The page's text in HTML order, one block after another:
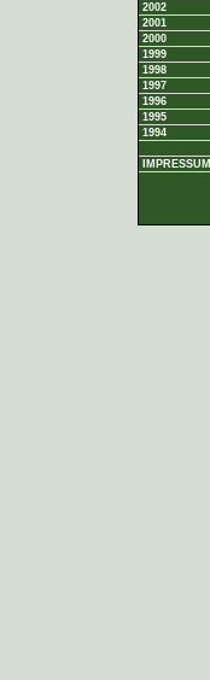
2002
2001
2000
1999
1998
1997
1996
1995
1994
IMPRESSUM